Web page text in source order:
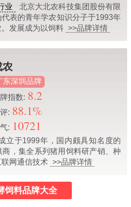
业
北京大北农科技集团股份有限
表的青年学农知识分子于1993年
发展成为以饲料 >>品牌详情
农
东深圳品牌
指数: 8.2
: 88.1%
: 10721
立于1999年，国内颇具知名度的
，集全系列猪用饲料研产销、种
网通信技术 >>品牌详情
饲料品牌大全